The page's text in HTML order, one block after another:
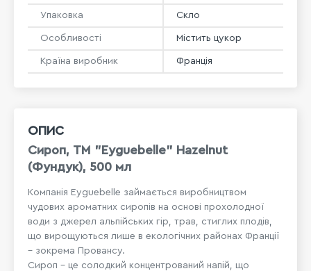
ОПИС
Сироп, ТМ "Eyguebelle" Hazelnut
(Фундук), 500 мл
Компанія Eyguebelle займається виробництвом
чудових ароматних сиропів на основі прохолодної
води з джерел альпійських гір, трав, стиглих плодів,
що вирощуються лише в екологічних районах Франції
– зокрема Провансу.
Сироп – це солодкий концентрований напій, що
Упаковка Скло
Особливості Містить цукор
Країна виробник Франція